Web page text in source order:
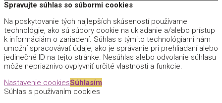
Spravujte súhlas so súbormi cookies
Na poskytovanie tých najlepších skúseností používame
technológie, ako sú súbory cookie na ukladanie a/alebo prístup
k informáciám o zariadení. Súhlas s týmito technológiami nám
umožní spracovávať údaje, ako je správanie pri prehliadaní alebo
jedinečné ID na tejto stránke. Nesúhlas alebo odvolanie súhlasu
môže nepriaznivo ovplyvniť určité vlastnosti a funkcie.
Nastavenie cookiesSúhlasím
Súhlas s používaním cookies